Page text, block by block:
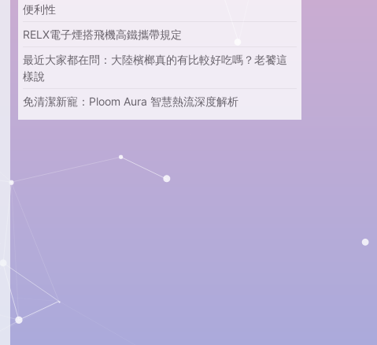
便利性
RELX電子煙搭飛機高鐵攜帶規定
最近大家都在問：大陸檳榔真的有比較好吃嗎？老饕這
樣說
免清潔新寵：Ploom Aura 智慧熱流深度解析